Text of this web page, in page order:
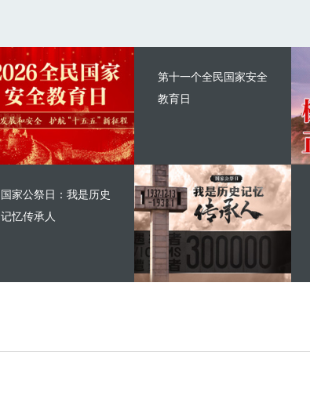
第十一个全民国家安全
教育日
国家公祭日：我是历史
记忆传承人